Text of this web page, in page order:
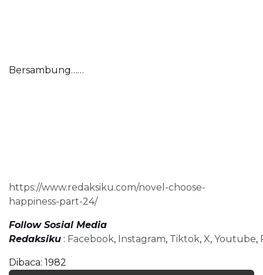
Bersambung……
https://www.redaksiku.com/novel-choose-
happiness-part-24/
Follow Sosial Media
Redaksiku : Facebook, Instagram, Tiktok, X, Youtube,
Dibaca: 1982